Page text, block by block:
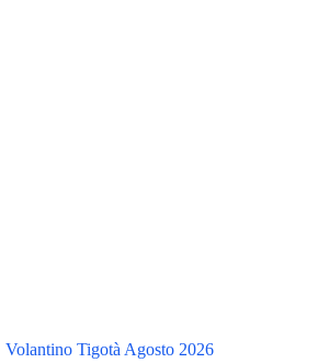
Volantino Tigotà Agosto 2026